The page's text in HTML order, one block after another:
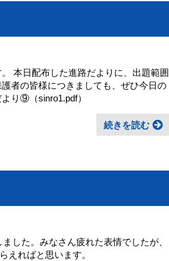
本日配布した進路だよりに、出題範囲
者の皆様につきましても、ぜひ今日の
り⑨（sinro1.pdf）
続きを読む
した。みなさん疲れた表情でしたが、
えればと思います。